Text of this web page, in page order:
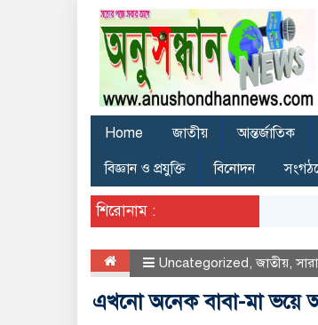
Home জাতীয় আন্তর্জাতিক
বিজ্ঞান ও প্রযুক্তি
বিনোদন
শিরোনাম :
Uncategorized,জাতীয়,
এখনো অনেক বাবা-মা ভয়ে